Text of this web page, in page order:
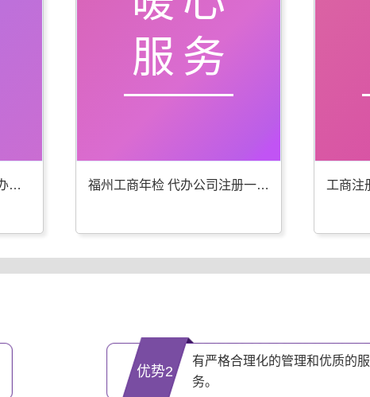
公司注册 年检 福州工商代办更专业
服务
福州工商年检 代办公司注册一步到位
优势2
有严格合理化的管理和优质的服
务。